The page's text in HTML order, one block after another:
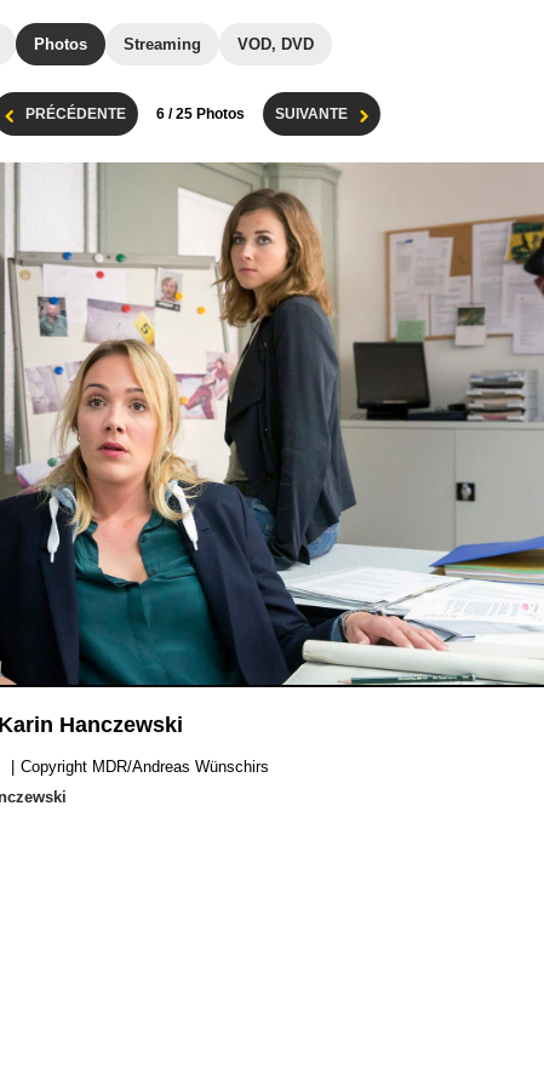
Photos Streaming VOD, DVD
PRÉCÉDENTE 6 / 25 Photos SUIVANTE
Hanczewski
Copyright MDR/Andreas Wünschirs